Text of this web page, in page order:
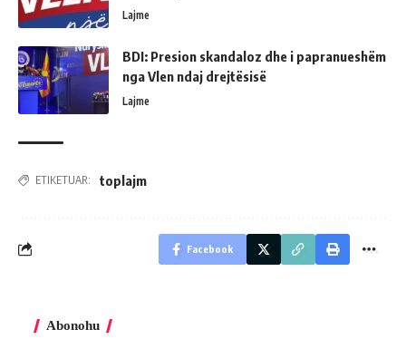
Lajme
BDI: Presion skandaloz dhe i papranueshëm
nga Vlen ndaj drejtësisë
Lajme
ETIKETUAR: toplajm
Facebook
Abonohu